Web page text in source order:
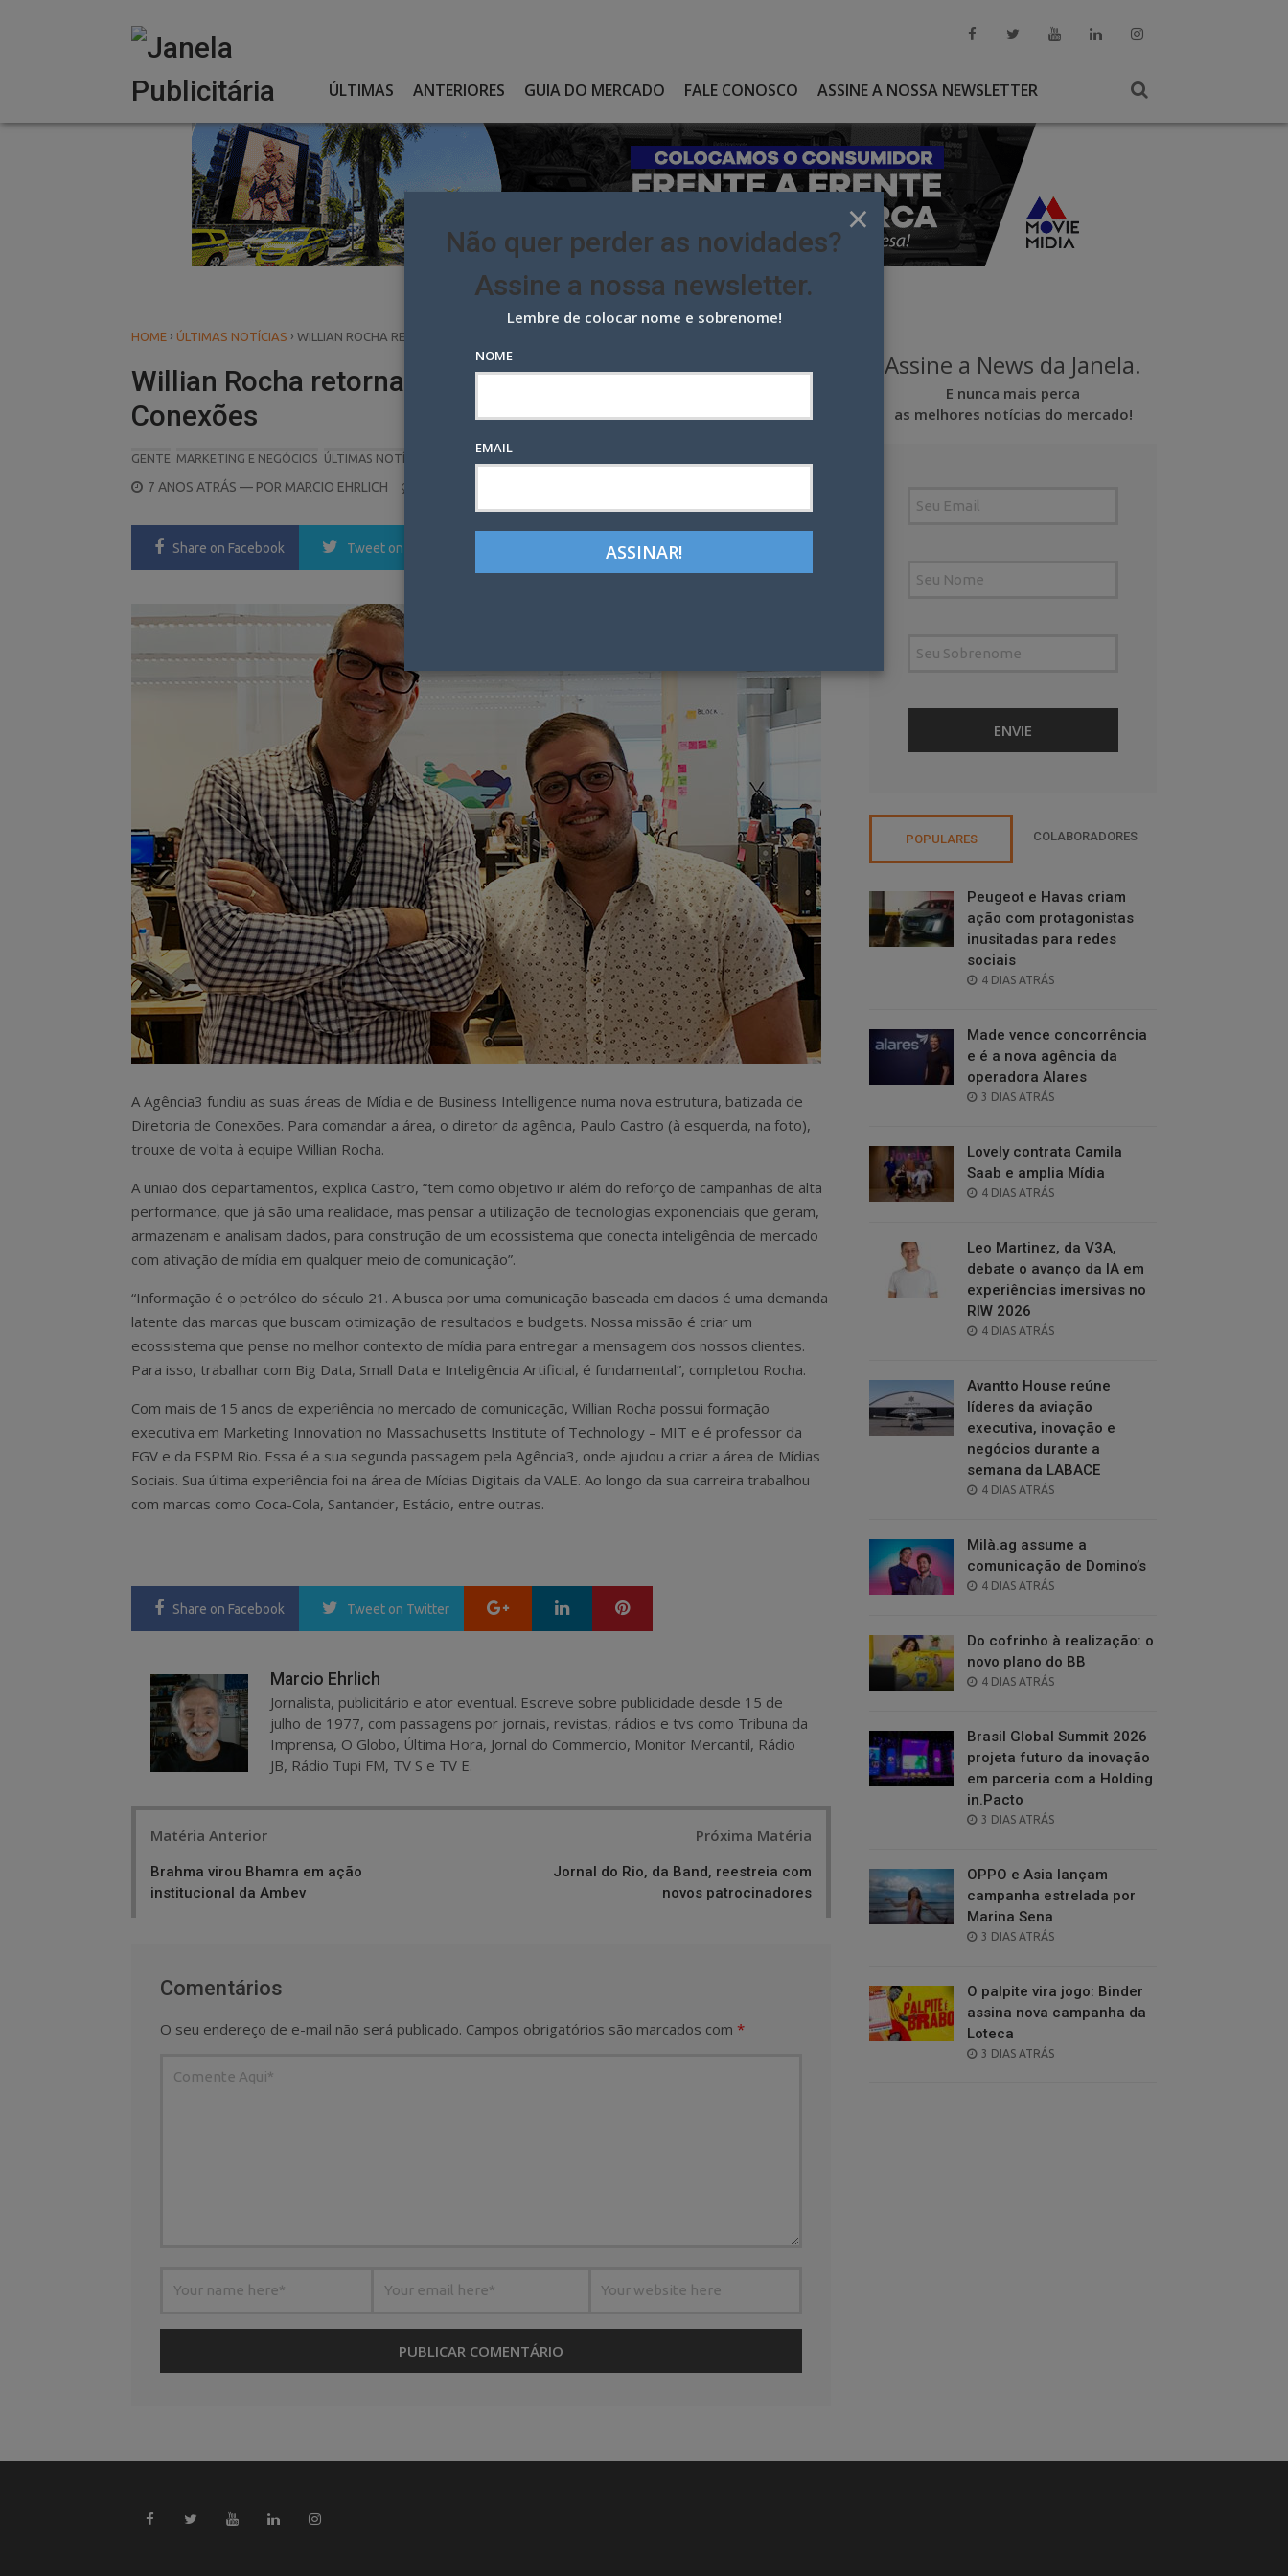
ÚLTIMAS ANTERIORES GUIA DO MERCADO FALE CONOSCO ASSINE A NOSSA NEWSLETTER
HOME › ÚLTIMAS NOTÍCIAS › WILLIAN ROCHA RETORNA À AGÊNCIA3 COMO DIRETOR DE CONEXÕES
Willian Rocha retorna à Agência3 como diretor de
Conexões
GENTE MARKETING E NEGÓCIOS ÚLTIMAS NOTÍCIAS
POSTED
7 ANOS ATRÁS — POR MARCIO EHRLICH
Share on Facebook Tweet on Twitter LinkedIn Pinterest
A Agência3 fundiu as suas áreas de Mídia e de Business Intelligence numa nova estrutura, batizada de
Diretoria de Conexões. Para comandar a área, o diretor da agência, Paulo Castro (à esquerda, na foto),
trouxe de volta à equipe Willian Rocha.
A união dos departamentos, explica Castro, “tem como objetivo ir além do reforço de campanhas de alta
performance, que já são uma realidade, mas pensar a utilização de tecnologias exponenciais que geram,
armazenam e analisam dados, para construção de um ecossistema que conecta inteligência de mercado
com ativação de mídia em qualquer meio de comunicação”.
“Informação é o petróleo do século 21. A busca por uma comunicação baseada em dados é uma demanda
latente das marcas que buscam otimização de resultados e budgets. Nossa missão é criar um
ecossistema que pense no melhor contexto de mídia para entregar a mensagem dos nossos clientes.
Para isso, trabalhar com Big Data, Small Data e Inteligência Artificial, é fundamental”, completou Rocha.
Com mais de 15 anos de experiência no mercado de comunicação, Willian Rocha possui formação
executiva em Marketing Innovation no Massachusetts Institute of Technology – MIT e é professor da
FGV e da ESPM Rio. Essa é a sua segunda passagem pela Agência3, onde ajudou a criar a área de Mídias
Sociais. Sua última experiência foi na área de Mídias Digitais da VALE. Ao longo da sua carreira trabalhou
com marcas como Coca-Cola, Santander, Estácio, entre outras.
Share on Facebook Tweet on Twitter Google+ LinkedIn
Marcio Ehrlich
Jornalista, publicitário e ator eventual. Escreve sobre publicidade desde 15 de
julho de 1977, com passagens por jornais, revistas, rádios e tvs como Tribuna da
Imprensa, O Globo, Última Hora, Jornal do Commercio, Monitor Mercantil, Rádio
JB, Rádio Tupi FM, TV S e TV E.
Matéria Anterior
Brahma virou Bhamra em ação
institucional da Ambev
Próxima Matéria
Jornal do Rio, da Band, reestreia com
novos patrocinadores
Comentários
O seu endereço de e-mail não será publicado. Campos obrigatórios são marcados com *
Assine a News da Janela.
E nunca mais perca
as melhores notícias do mercado!
POPULARES COLABORADORES
Peugeot e Havas criam
ação com protagonistas
inusitadas para redes
sociais
POSTED
4 DIAS ATRÁS
Made vence concorrência
e é a nova agência da
operadora Alares
POSTED
3 DIAS ATRÁS
Lovely contrata Camila
Saab e amplia Mídia
POSTED
4 DIAS ATRÁS
Leo Martinez, da V3A,
debate o avanço da IA em
experiências imersivas no
RIW 2026
POSTED
4 DIAS ATRÁS
Avantto House reúne
líderes da aviação
executiva, inovação e
negócios durante a
semana da LABACE
POSTED
4 DIAS ATRÁS
Milà.ag assume a
comunicação de Domino’s
POSTED
4 DIAS ATRÁS
Do cofrinho à realização: o
novo plano do BB
POSTED
4 DIAS ATRÁS
Brasil Global Summit 2026
projeta futuro da inovação
em parceria com a Holding
in.Pacto
POSTED
3 DIAS ATRÁS
OPPO e Asia lançam
campanha estrelada por
Marina Sena
POSTED
3 DIAS ATRÁS
O palpite vira jogo: Binder
assina nova campanha da
Loteca
POSTED
3 DIAS ATRÁS
×
Não quer perder as novidades?
Assine a nossa newsletter.
Lembre de colocar nome e sobrenome!
NOME
EMAIL